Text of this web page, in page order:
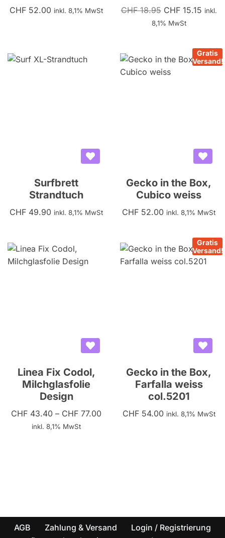
CHF 52.00 inkl. 8,1% MwSt CHF18.95 CHF15.15 inkl.
8,1% MwSt
Surfbrett
Strandtuch
CHF 49.90 inkl. 8,1% MwSt
Gratis
Versand!
Gecko in the Box,
Cubico weiss
CHF 52.00 inkl. 8,1% MwSt
Linea Fix Codol,
Milchglasfolie
Design
CHF 43.40 – CHF 77.00
inkl. 8,1% MwSt
Gratis
Versand!
Gecko in the Box,
Farfalla weiss
col.5201
CHF54.00 inkl. 8,1% MwSt
AGB Zahlung & Versand
Login / Registrierung